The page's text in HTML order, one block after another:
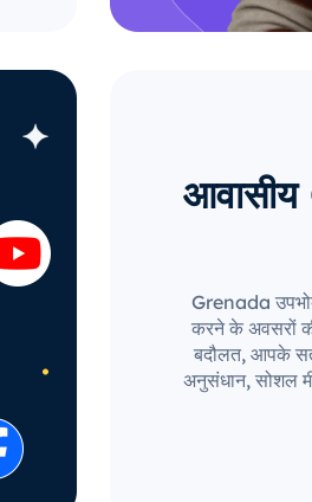
आवासीय
Grenada
करने के अवसरों
बदौलत, आपके
अनुसंधान, सोशल